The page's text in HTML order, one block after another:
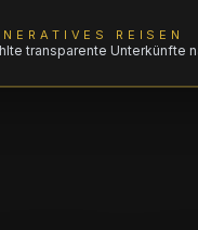
REISEN
transparente Unterkünfte